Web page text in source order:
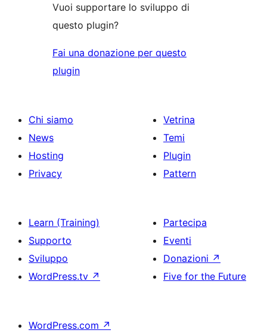
Vuoi supportare lo sviluppo di
questo plugin?
Fai una donazione per questo
plugin
Chi siamo
News
Hosting
Privacy
Vetrina
Temi
Plugin
Pattern
Learn (Training)
Supporto
Sviluppo
WordPress.tv ↗
Partecipa
Eventi
Donazioni ↗
Five for the Future
WordPress.com ↗